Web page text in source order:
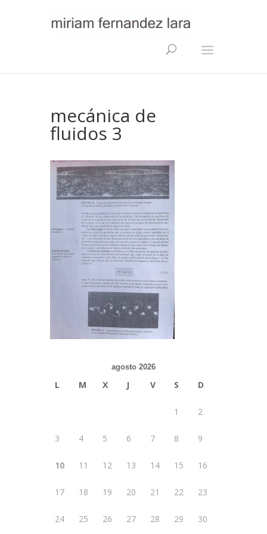
mecánica de
fluidos 3
agosto 2026
L M X J V S D
1 2
3 4 5 6 7 8 9
10 11 12 13 14 15 16
17 18 19 20 21 22 23
24 25 26 27 28 29 30